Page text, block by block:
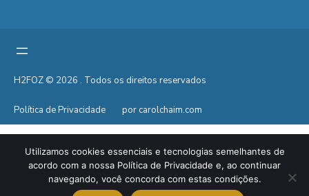
H2FOZ © 2026 . Todos os direitos reservados
Política de Privacidade por carolchaim.com
Utilizamos cookies essenciais e tecnologias semelhantes de
acordo com a nossa Política de Privacidade e, ao continuar
navegando, você concorda com estas condições.